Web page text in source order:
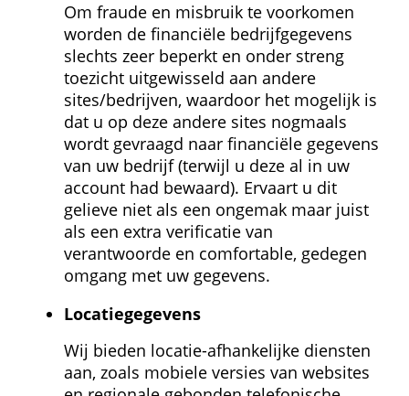
Om fraude en misbruik te voorkomen
worden de financiële bedrijfgegevens
slechts zeer beperkt en onder streng
toezicht uitgewisseld aan andere
sites/bedrijven, waardoor het mogelijk is
dat u op deze andere sites nogmaals
wordt gevraagd naar financiële gegevens
van uw bedrijf (terwijl u deze al in uw
account had bewaard). Ervaart u dit
gelieve niet als een ongemak maar juist
als een extra verificatie van
verantwoorde en comfortable, gedegen
omgang met uw gegevens.
Locatie­gegevens
Wij bieden locatie-afhankelijke diensten
aan, zoals mobiele versies van websites